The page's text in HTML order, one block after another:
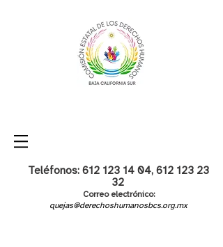
Teléfonos: 612 123 14 04, 612 123 23
32
Correo electrónico:
quejas@derechoshumanosbcs.org.mx